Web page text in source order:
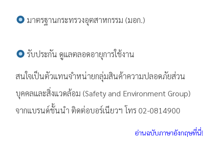
มาตรฐานกระทรวงอุตสาหกรรม (มอก.)
รับประกัน ดูแลตลอดอายุการใช้งาน
สนใจเป็นตัวแทนจำหน่ายกลุ่มสินค้าความปลอดภัยส่วน
บุคคลและสิ่งแวดล้อม (Safety and Environment Group)
จากแบรนด์ชั้นนำ ติดต่อบอร์เนียวฯ โทร 02-0814900
อ่านฉบับภาษาอังกฤษที่นี่!